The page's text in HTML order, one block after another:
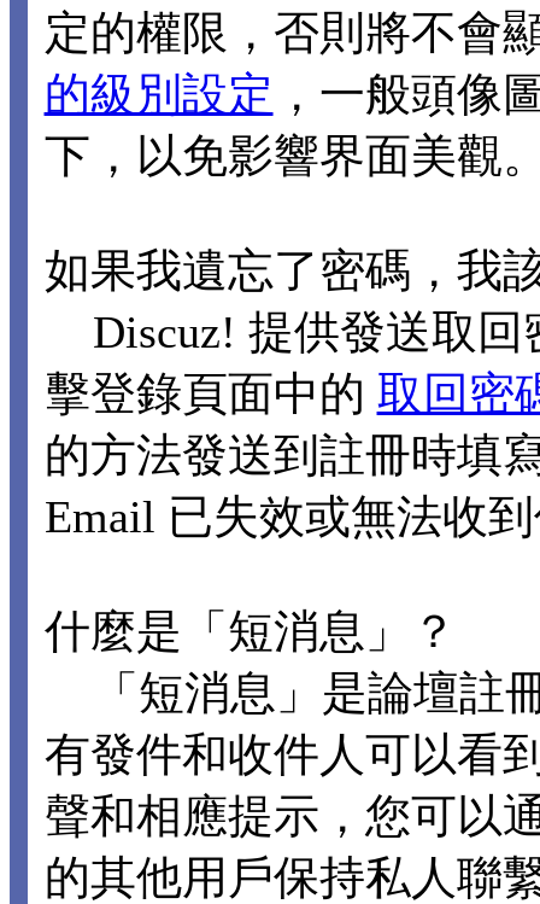
定的權限，否則將不會
的級別設定 ，一般頭像
下，以免影響界面美觀
如果我遺忘了密碼，我
Discuz! 提供發送取回
擊登錄頁面中的 取回密
的方法發送到註冊時填
Email 已失效或無法收
什麼是「短消息」？
「短消息」是論壇註
有發件和收件人可以看
聲和相應提示，您可以
的其他用戶保持私人聯